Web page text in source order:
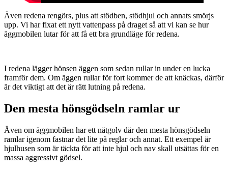
Även redena rengörs, plus att stödben, stödhjul och annats smörjs
upp. Vi har fixat ett nytt vattenpass på draget så att vi kan se hur
äggmobilen lutar för att få ett bra grundläge för redena.
I redena lägger hönsen äggen som sedan rullar in under en lucka
framför dem. Om äggen rullar för fort kommer de att knäckas, därför
är det viktigt att det är rätt lutning på redena.
Den mesta hönsgödseln ramlar ur
Även om äggmobilen har ett nätgolv där den mesta hönsgödseln
ramlar igenom fastnar det lite på reglar och annat. Ett exempel är
hjulhusen som är täckta för att inte hjul och nav skall utsättas för en
massa aggressivt gödsel.